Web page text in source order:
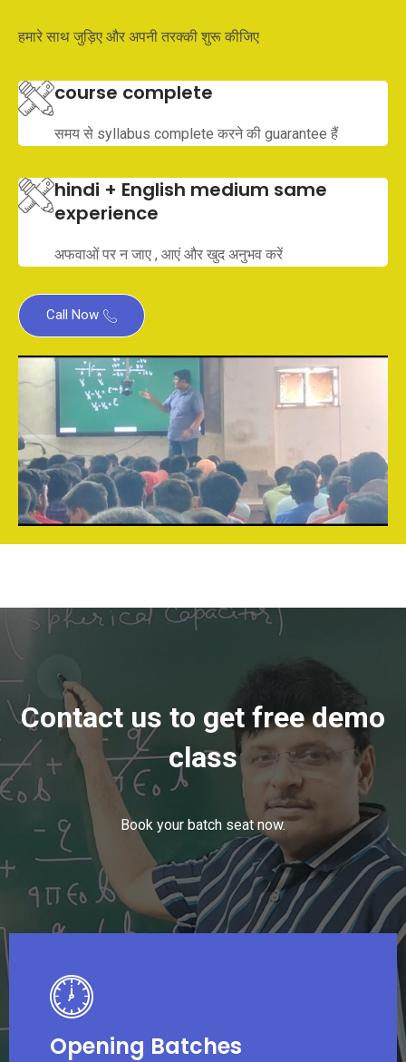
हमारे साथ जुड़िए और अपनी तरक्की शुरू कीजिए
course complete
समय से syllabus complete करने की guarantee हैं
hindi + English medium same
experience
अफवाओं पर न जाए , आएं और खुद अनुभव करें
Call Now
Contact us to get free demo
class
Book your batch seat now.
Opening Batches